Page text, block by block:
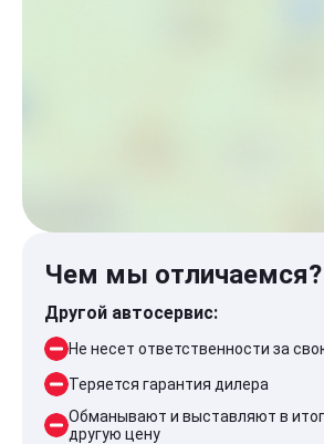
Чем мы отличаемся?
Другой автосервис:
Не несет ответственности за
Теряется гарантия дилера
Обманывают и выставляют в
другую цену